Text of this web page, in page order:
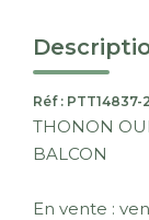
Réf : PTT14837-
THONON
BALCON
En vente :